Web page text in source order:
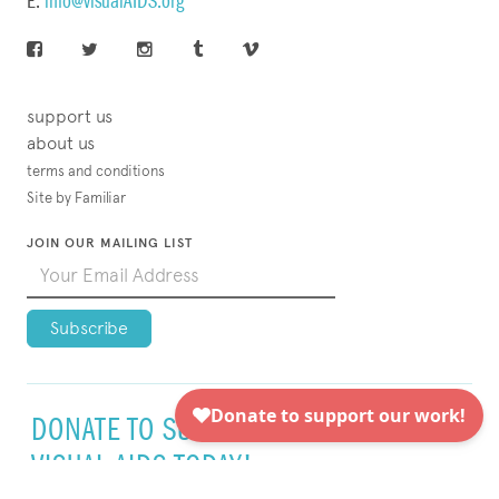
support us
about us
terms and conditions
Site by Familiar
JOIN OUR MAILING LIST
DONATE TO SUPPORT
VISUAL AIDS TODAY!